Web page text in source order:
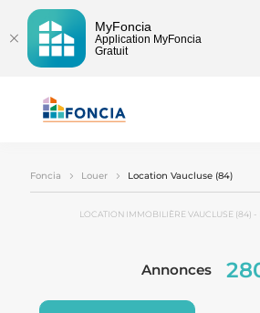
MyFoncia
Application MyFoncia
Gratuit
Foncia Louer Location Vaucluse (84)
LOCATION IMMOBILIÈRE VAUCLUSE (84) -
Annonces